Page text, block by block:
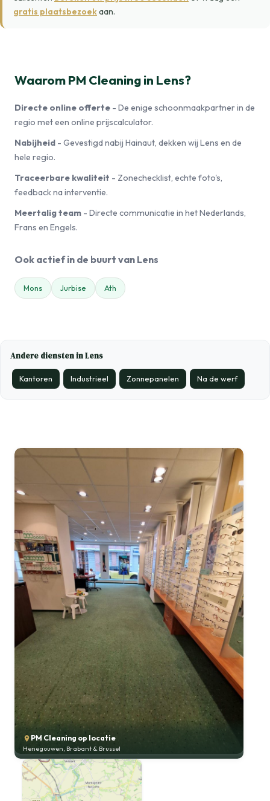
gratis plaatsbezoekaan.
Waarom PM Cleaning in Lens?
Directe online offerte - De enige schoonmaakpartner in de
regio met een online prijscalculator.
Nabijheid - Gevestigd nabij Hainaut, dekken wij Lens en de
hele regio.
Traceerbare kwaliteit - Zonechecklist, echte foto's,
feedback na interventie.
Meertalig team - Directe communicatie in het Nederlands,
Frans en Engels.
Ook actief in de buurt van Lens
Mons Jurbise Ath
Andere diensten in Lens
Kantoren Industrieel Zonnepanelen Na de werf
PM Cleaning op locatie
Henegouwen, Brabant & Brussel